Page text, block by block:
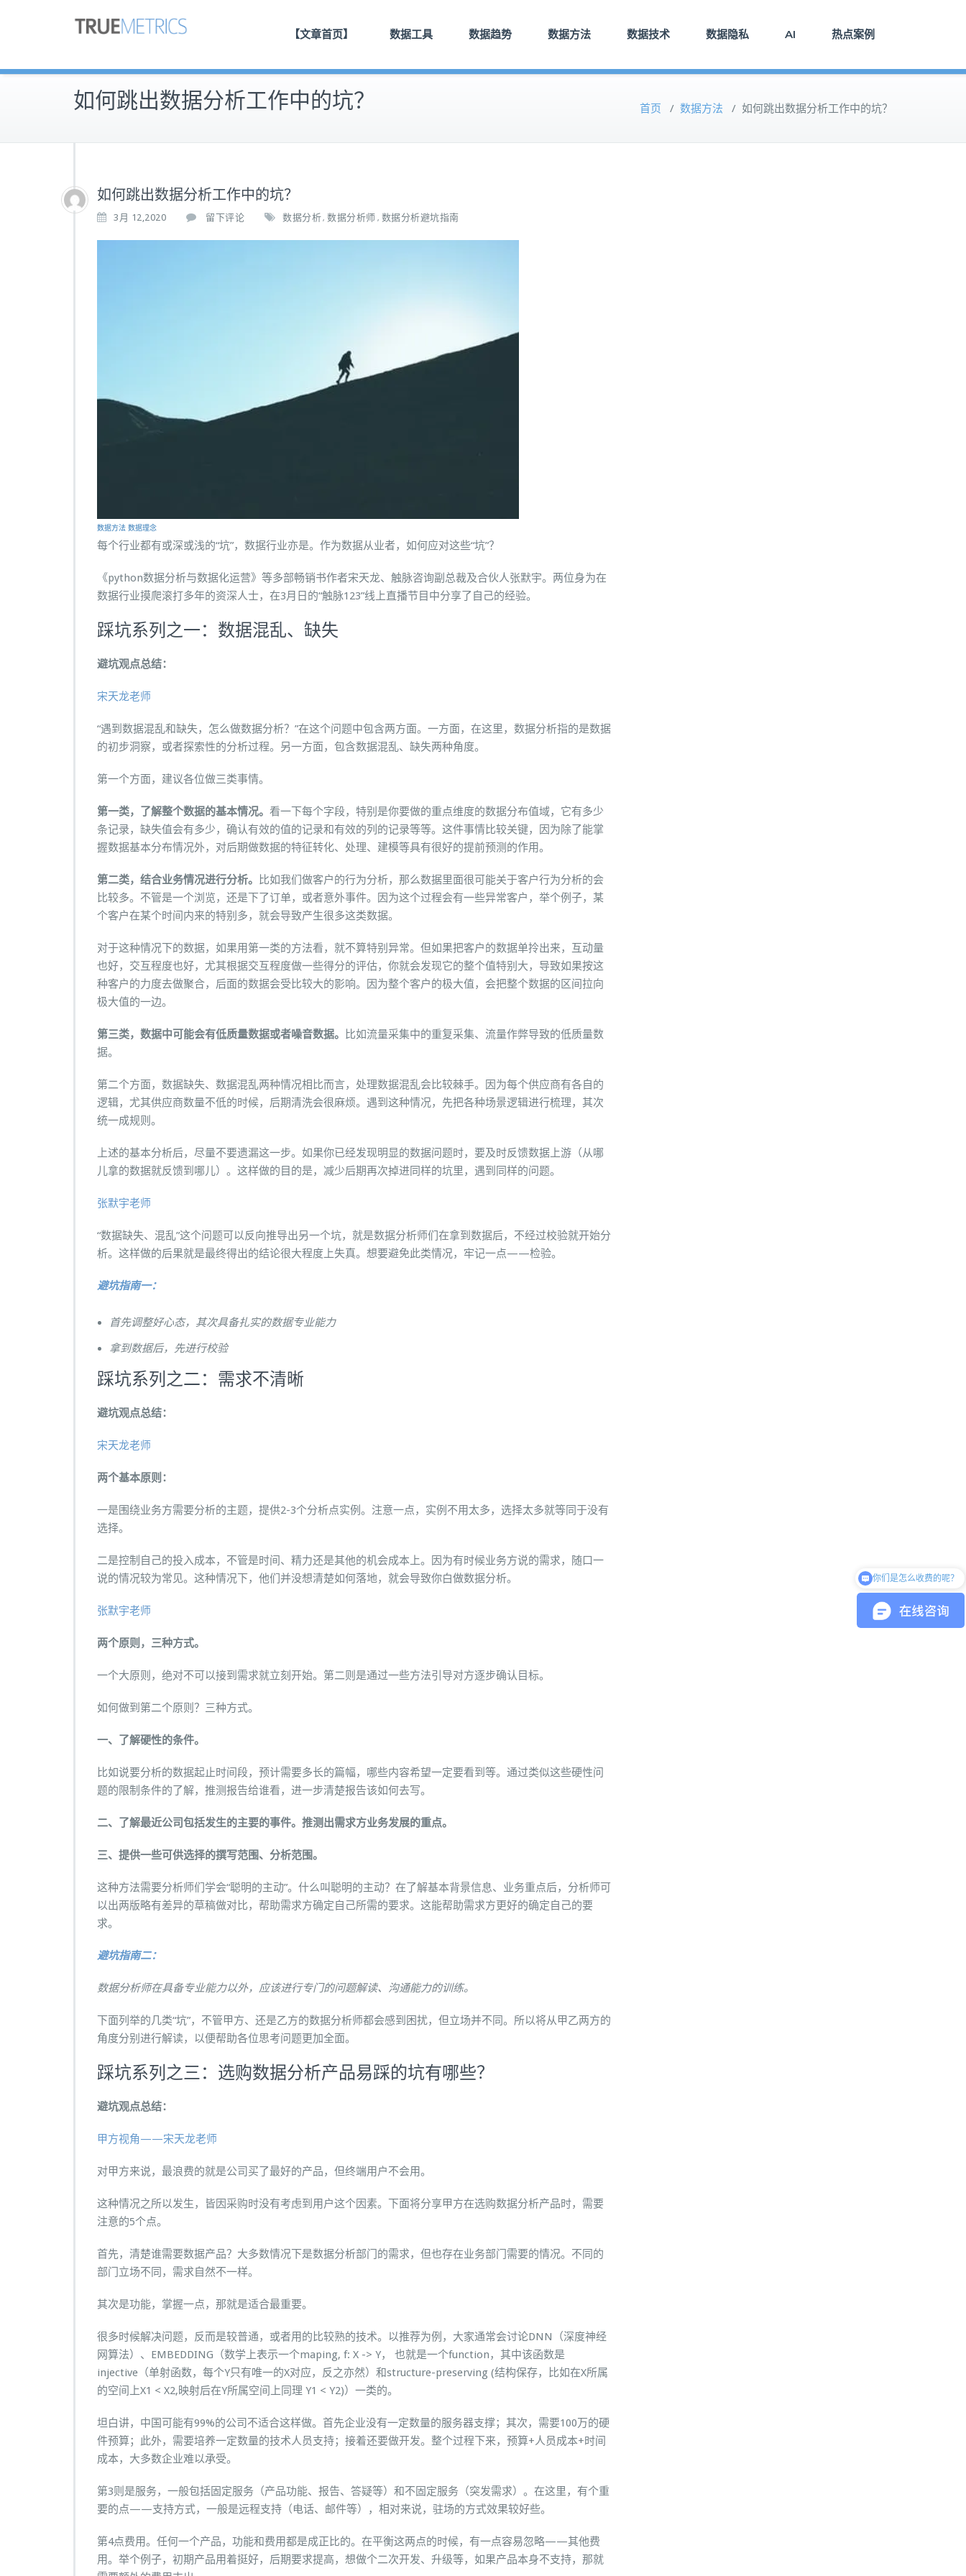
【文章首页】 数据工具 数据趋势 数据方法 数据技术 数据隐私 AI 热点案例
如何跳出数据分析工作中的坑？ 首页 / 数据方法 / 如何跳出数据分析工作中的坑？
如何跳出数据分析工作中的坑？
3月 12,2020 留下评论 数据分析, 数据分析师 , 数据分析避坑指南
数据方法 数据理念
每个行业都有或深或浅的“坑”，数据行业亦是。作为数据从业者，如何应对这些“坑”？
《python数据分析与数据化运营》等多部畅销书作者宋天龙、触脉咨询副总裁及合伙人张默宇。两位身为在
数据行业摸爬滚打多年的资深人士，在3月日的“触脉123”线上直播节目中分享了自己的经验。
踩坑系列之一：数据混乱、缺失
避坑观点总结：
宋天龙老师
“遇到数据混乱和缺失，怎么做数据分析？”在这个问题中包含两方面。一方面，在这里，数据分析指的是数据
的初步洞察，或者探索性的分析过程。另一方面，包含数据混乱、缺失两种角度。
第一个方面，建议各位做三类事情。
第一类，了解整个数据的基本情况。 看一下每个字段，特别是你要做的重点维度的数据分布值域，它有多少
条记录，缺失值会有多少，确认有效的值的记录和有效的列的记录等等。这件事情比较关键，因为除了能掌
握数据基本分布情况外，对后期做数据的特征转化、处理、建模等具有很好的提前预测的作用。
第二类，结合业务情况进行分析。
比如我们做客户的行为分析，那么数据里面很可能关于客户行为分析的会
比较多。不管是一个浏览，还是下了订单，或者意外事件。因为这个过程会有一些异常客户，举个例子，某
个客户在某个时间内来的特别多，就会导致产生很多这类数据。
对于这种情况下的数据，如果用第一类的方法看，就不算特别异常。但如果把客户的数据单拎出来，互动量
也好，交互程度也好，尤其根据交互程度做一些得分的评估，你就会发现它的整个值特别大，导致如果按这
种客户的力度去做聚合，后面的数据会受比较大的影响。因为整个客户的极大值，会把整个数据的区间拉向
极大值的一边。
第三类，数据中可能会有低质量数据或者噪音数据。
比如流量采集中的重复采集、流量作弊导致的低质量数
据。
第二个方面，数据缺失、数据混乱两种情况相比而言，处理数据混乱会比较棘手。因为每个供应商有各自的
逻辑，尤其供应商数量不低的时候，后期清洗会很麻烦。遇到这种情况，先把各种场景逻辑进行梳理，其次
统一成规则。
上述的基本分析后，尽量不要遗漏这一步。如果你已经发现明显的数据问题时，要及时反馈数据上游（从哪
儿拿的数据就反馈到哪儿）。这样做的目的是，减少后期再次掉进同样的坑里，遇到同样的问题。
张默宇老师
“数据缺失、混乱”这个问题可以反向推导出另一个坑，就是数据分析师们在拿到数据后，不经过校验就开始分
析。这样做的后果就是最终得出的结论很大程度上失真。想要避免此类情况，牢记一点——检验。
避坑指南一：
首先调整好心态，其次具备扎实的数据专业能力
拿到数据后，先进行校验
踩坑系列之二：需求不清晰
避坑观点总结：
宋天龙老师
两个基本原则：
一是围绕业务方需要分析的主题，提供2-3个分析点实例。注意一点，实例不用太多，选择太多就等同于没有
选择。
二是控制自己的投入成本，不管是时间、精力还是其他的机会成本上。因为有时候业务方说的需求，随口一
说的情况较为常见。这种情况下，他们并没想清楚如何落地，就会导致你白做数据分析。
张默宇老师
两个原则，三种方式。
一个大原则，绝对不可以接到需求就立刻开始。第二则是通过一些方法引导对方逐步确认目标。
如何做到第二个原则？三种方式。
一、了解硬性的条件。
比如说要分析的数据起止时间段，预计需要多长的篇幅，哪些内容希望一定要看到等。通过类似这些硬性问
题的限制条件的了解，推测报告给谁看，进一步清楚报告该如何去写。
二、了解最近公司包括发生的主要的事件。推测出需求方业务发展的重点。
三、提供一些可供选择的撰写范围、分析范围。
这种方法需要分析师们学会“聪明的主动”。什么叫聪明的主动？在了解基本背景信息、业务重点后，分析师可
以出两版略有差异的草稿做对比，帮助需求方确定自己所需的要求。这能帮助需求方更好的确定自己的要
求。
避坑指南二：
数据分析师在具备专业能力以外，应该进行专门的问题解读、沟通能力的训练。
下面列举的几类“坑”，不管甲方、还是乙方的数据分析师都会感到困扰，但立场并不同。所以将从甲乙两方的
角度分别进行解读，以便帮助各位思考问题更加全面。
踩坑系列之三：选购数据分析产品易踩的坑有哪些？
避坑观点总结：
甲方视角——宋天龙老师
对甲方来说，最浪费的就是公司买了最好的产品，但终端用户不会用。
这种情况之所以发生，皆因采购时没有考虑到用户这个因素。下面将分享甲方在选购数据分析产品时，需要
注意的5个点。
首先，清楚谁需要数据产品？大多数情况下是数据分析部门的需求，但也存在业务部门需要的情况。不同的
部门立场不同，需求自然不一样。
其次是功能，掌握一点，那就是适合最重要。
很多时候解决问题，反而是较普通，或者用的比较熟的技术。以推荐为例，大家通常会讨论DNN（深度神经
网算法）、EMBEDDING（数学上表示一个maping, f: X -> Y， 也就是一个function，其中该函数是
injective（单射函数，每个Y只有唯一的X对应，反之亦然）和structure-preserving (结构保存，比如在X所属
的空间上X1 < X2,映射后在Y所属空间上同理 Y1 < Y2)）一类的。
坦白讲，中国可能有99%的公司不适合这样做。首先企业没有一定数量的服务器支撑；其次，需要100万的硬
件预算；此外，需要培养一定数量的技术人员支持；接着还要做开发。整个过程下来，预算+人员成本+时间
成本，大多数企业难以承受。
第3则是服务，一般包括固定服务（产品功能、报告、答疑等）和不固定服务（突发需求）。在这里，有个重
要的点——支持方式，一般是远程支持（电话、邮件等），相对来说，驻场的方式效果较好些。
第4点费用。任何一个产品，功能和费用都是成正比的。在平衡这两点的时候，有一点容易忽略——其他费
用。举个例子，初期产品用着挺好，后期要求提高，想做个二次开发、升级等，如果产品本身不支持，那就
请问GA4 360的售价